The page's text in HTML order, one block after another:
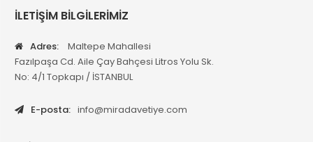
İLETİŞİM BİLGİLERİMİZ
Adres:
Maltepe Mahallesi
Fazılpaşa Cd. Aile Çay Bahçesi Litros Yolu Sk.
No: 4/1 Topkapı / İSTANBUL
E-posta: info@miradavetiye.com